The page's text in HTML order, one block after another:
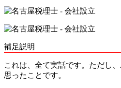
補足説明
これは、全て実話です。ただし
思ったことです。